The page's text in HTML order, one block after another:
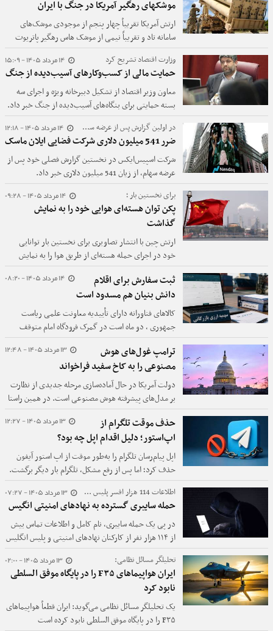
موشکهای رهگیر آمریکا در جنگ با ایران
ارتش آمریکا تقریباً چهار پنجم از موجودی موشک‌های
سامانه تاد و تقریباً نیمی از موشک هاس رهگیر پاتریوت
خود را از زمان شروع جنگ علیه ایران مصرف کرده است.
14 مرداد 1405 - 15:09 وزارت اقتصاد تشریح کرد
حمایت مالی از کسب‌وکارهای آسیب‌دیده از جنگ
معاون وزیر اقتصاد از تشکیل دبیرخانه ویژه و اجرای سه
بسته حمایتی برای بنگاه‌های آسیب‌دیده از جنگ خبر داد.
14 مرداد 1405 - 12:18 در اولین گزارش پس از عرضه سهام؛
ضرر 541 میلیون دلاری شرکت فضایی ایلان ماسک
شرکت اسپیس‌ایکس در نخستین گزارش فصلی خود پس از
عرضه سهام، از زیان 541 میلیون دلاری خبر داد.
14 مرداد 1405 - 09:28 برای نخستین بار ؛
پکن توان هسته‌ای هوایی خود را به نمایش
گذاشت
ارتش چین با انتشار تصاویری برای نخستین بار توانایی
خود در اجرای حمله هسته‌ای از طریق هوا را به نمایش
گذاشت.
14 مرداد 1405 - 08:20
ثبت سفارش برای اقلام
دانش بنیان هم مسدود است
کالاهای فناورانه دارای تأییدیه معاونت علمی ریاست
جمهوری ، دو ماه است در گمرک فرودگاه امام متوقف
مانده‌اند.
13 مرداد 1405 - 12:48
ترامپ غول‌های هوش
مصنوعی را به کاخ سفید فراخواند
دولت آمریکا در حال آماده‌سازی مرحله جدیدی از نظارت
بر مدل‌های پیشرفته هوش مصنوعی است. در همین راستا
کاخ سفید شرکت‌هایی مانند OpenAI، Google،
Anthropic و Meta را برای گفت‌وگو درباره چارچوب
تازه‌ای از آزمون‌های ایمنی و امنیت سایبری دعوت کرده
است.
13 مرداد 1405 - 12:27
حذف موقت تلگرام از
اپ‌استور؛ دلیل اقدام اپل چه بود؟
اپل پیام‌رسان تلگرام را به‌طور موقت از اپ استور آیفون
حذف کرد؛ اما پس از رفع مشکل، تلگرام بار دیگر برگشت.
13 مرداد 1405 - 07:27 اطلاعات 114 هزار افسر پلیس لو رفت؛
حمله سایبری گسترده به نهادهای امنیتی انگیس
در پی یک حمله سایبری، نام کامل و اطلاعات تماس بیش
از ۱۱۴ هزار نفر از کارکنان نهادهای امنیتی و پلیس انگلیس
منتشر شده است.
13 مرداد 1405 - 02:00 تحلیلگر مسائل نظامی:
ایران هواپیماهای F۳۵ را در پایگاه موفق السلطی
نابود کرد
یک تحلیلگر مسائل نظامی می‌گوید: ایران قطعاً هواپیماهای
F۳۵ را در پایگاه موفق السلطی نابود کرده است